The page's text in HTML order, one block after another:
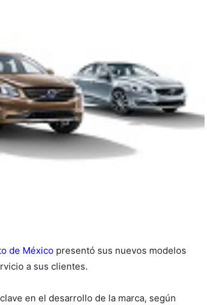
de México presentó sus nuevos modelos
a sus clientes.
en el desarrollo de la marca, según